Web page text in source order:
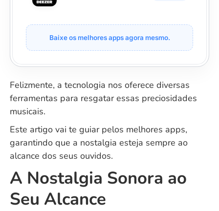
Baixe os melhores apps agora mesmo.
Felizmente, a tecnologia nos oferece diversas
ferramentas para resgatar essas preciosidades
musicais.
Este artigo vai te guiar pelos melhores apps,
garantindo que a nostalgia esteja sempre ao
alcance dos seus ouvidos.
A Nostalgia Sonora ao
Seu Alcance